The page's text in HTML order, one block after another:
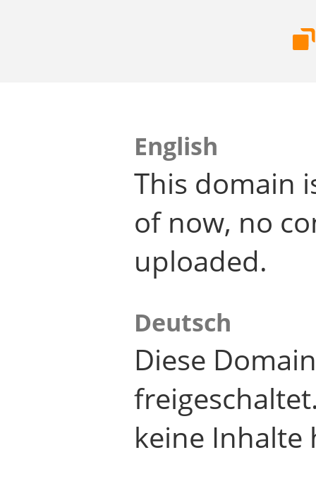
English
This domain
of now, no
uploaded.
Deutsch
Diese
keine Inhalte